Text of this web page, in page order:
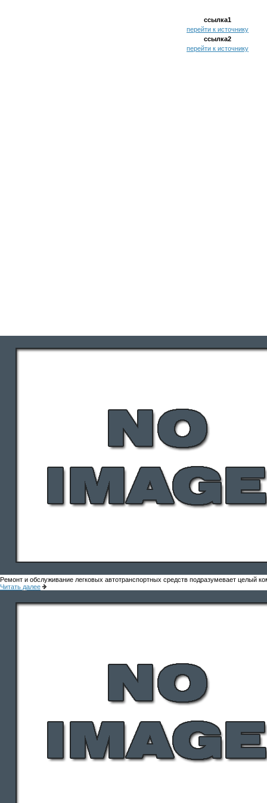
ссылка1
перейти к источнику
ссылка2
перейти к источнику
Ремонт и обслуживание легковых автотранспортных средств подразумевает целый
Читать далее